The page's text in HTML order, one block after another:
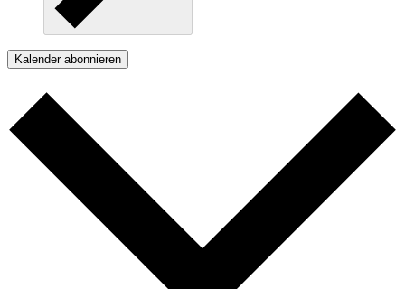
Kalender abonnieren